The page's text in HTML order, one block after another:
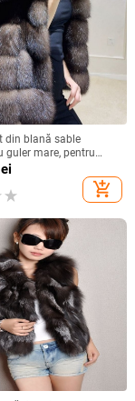
din blană sable
guler mare, pentru
nou stil
add_shopping_cart